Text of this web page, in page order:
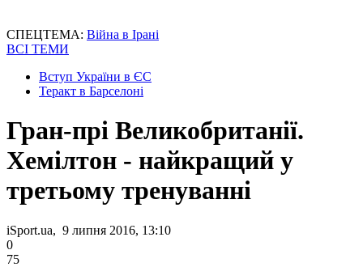
СПЕЦТЕМА: Війна в Ірані
ВСІ ТЕМИ
Вступ України в ЄС
Теракт в Барселоні
Гран-прі Великобританії.
Хемілтон - найкращий у
третьому тренуванні
iSport.ua, 9 липня 2016, 13:10
0
75